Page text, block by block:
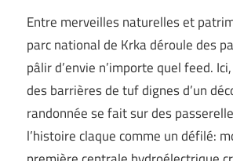
Entre merveilles naturelles et
parc national de Krka déroule des
pâlir d’envie n’importe quel feed.
des barrières de tuf dignes d’un
randonnée se fait sur des
l’histoire claque comme un défilé: